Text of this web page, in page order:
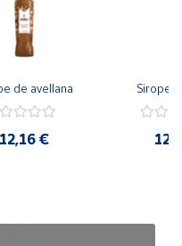
de avellana
12,16 €
Sirope